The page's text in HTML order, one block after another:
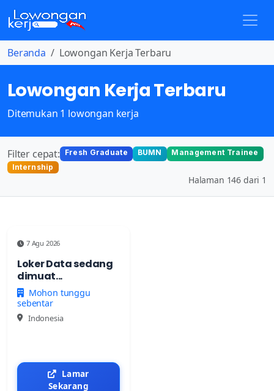
Beranda Lowongan Kerja Terbaru
Lowongan Kerja Terbaru
Ditemukan 1 lowongan kerja
Filter cepat: Fresh Graduate BUMN
Management Trainee
Internship
Halaman 146 dari 1
7 Agu 2026
Loker Data sedang
dimuat...
Mohon tunggu
sebentar
Indonesia
Lamar
Sekarang